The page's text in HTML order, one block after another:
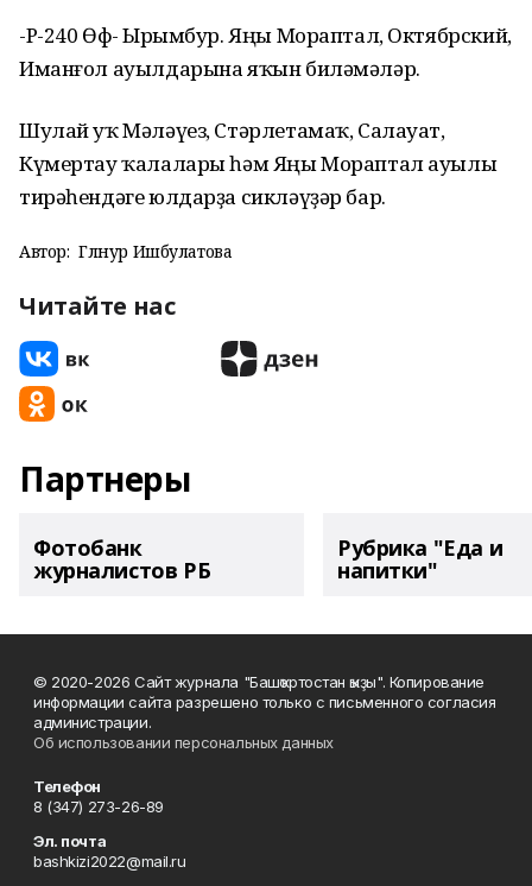
-Р-240 Өфө- Ырымбур. Яңы Мораптал, Октябрский,
Иманғол ауылдарына яҡын биләмәләр.
Шулай уҡ Мәләүез, Стәрлетамаҡ, Салауат,
Күмертау ҡалалары һәм Яңы Мораптал ауылы
тирәһендәге юлдарҙа сикләүҙәр бар.
Автор: Гөлнур Ишбулатова
Читайте нас
Партнеры
Фотобанк
журналистов РБ
Рубрика "Еда и
напитки"
© 2020-2026 Сайт журнала "Башҡортостан ҡыҙы". Копирование
информации сайта разрешено только с письменного согласия
администрации.
Об использовании персональных данных
Телефон
8 (347) 273-26-89
Эл. почта
bashkizi2022@mail.ru